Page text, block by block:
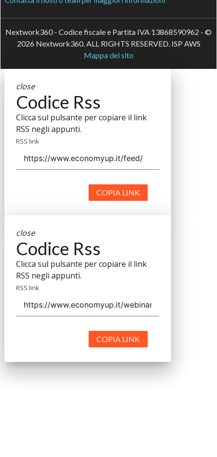
Nextwork360 - Codice fiscale e Partita IVA 13868590962 - ©
2026 Nextwork360. ALL RIGHTS RESERVED. ISP AWS
Mappa del sito
close
Codice Rss
Clicca sul pulsante per copiare il link
RSS negli appunti.
RSS link
COPIA LINK
close
Codice Rss
Clicca sul pulsante per copiare il link
RSS negli appunti.
RSS link
COPIA LINK